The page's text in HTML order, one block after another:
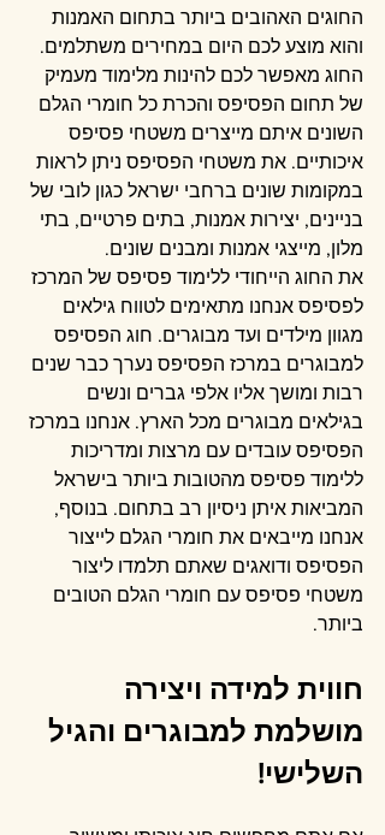
החוגים האהובים ביותר בתחום האמנות
והוא מוצע לכם היום במחירים משתלמים.
החוג מאפשר לכם להינות מלימוד מעמיק
של תחום הפסיפס והכרת כל חומרי הגלם
השונים איתם מייצרים משטחי פסיפס
איכותיים. את משטחי הפסיפס ניתן לראות
במקומות שונים ברחבי ישראל כגון לובי של
בניינים, יצירות אמנות, בתים פרטיים, בתי
מלון, מייצגי אמנות ומבנים שונים.
את החוג הייחודי ללימוד פסיפס של המרכז
לפסיפס אנחנו מתאימים לטווח גילאים
מגוון מילדים ועד מבוגרים. חוג הפסיפס
למבוגרים במרכז הפסיפס נערך כבר שנים
רבות ומושך אליו אלפי גברים ונשים
בגילאים מבוגרים מכל הארץ. אנחנו במרכז
הפסיפס עובדים עם מרצות ומדריכות
ללימוד פסיפס מהטובות ביותר בישראל
המביאות איתן ניסיון רב בתחום. בנוסף,
אנחנו מייבאים את חומרי הגלם לייצור
הפסיפס ודואגים שאתם תלמדו ליצור
משטחי פסיפס עם חומרי הגלם הטובים
ביותר.
חווית למידה ויצירה
מושלמת למבוגרים והגיל
השלישי!